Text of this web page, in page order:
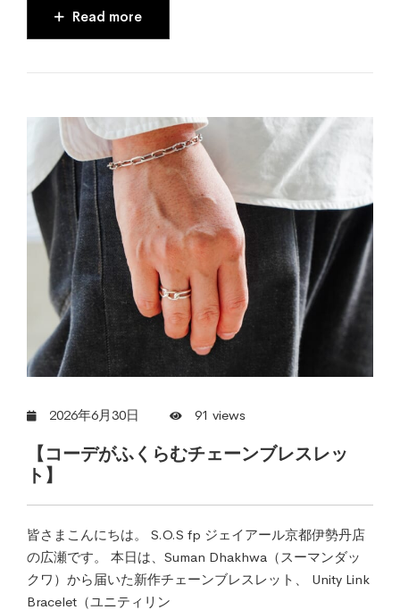
Read more
2026年6月30日 91 views
【コーデがふくらむチェーンブレスレッ
ト】
皆さまこんにちは。 S.O.S fp ジェイアール京都伊勢丹店
の広瀬です。 本日は、Suman Dhakhwa（スーマンダッ
クワ）から届いた新作チェーンブレスレット、 Unity Link
Bracelet（ユニティリン